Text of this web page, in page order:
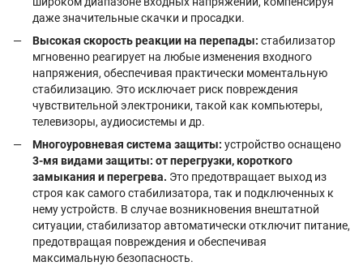
даже значительные скачки и просадки.
Высокая скорость реакции на перепады: стабилизатор
мгновенно реагирует на любые изменения входного
напряжения, обеспечивая практически моментальную
стабилизацию. Это исключает риск повреждения
чувствительной электроники, такой как компьютеры,
телевизоры, аудиосистемы и др.
Многоуровневая система защиты: устройство оснащено
3-мя видами защиты: от перегрузки, короткого
замыкания и перегрева. Это предотвращает выход из
строя как самого стабилизатора, так и подключенных к
нему устройств. В случае возникновения внештатной
ситуации, стабилизатор автоматически отключит питание,
предотвращая повреждения и обеспечивая
максимальную безопасность.